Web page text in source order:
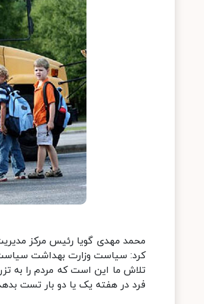
محمد مهدی گویا رئیس مرکز مدیریت
کرد: سیاست وزارت بهداشت سیاست
تلاش ما این است که مردم را به
فرد در هفته یک یا دو بار تست